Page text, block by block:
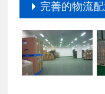
完善的物流